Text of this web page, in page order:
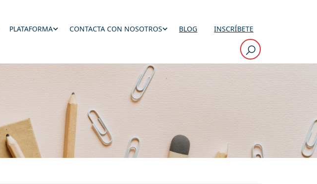
PLATAFORMA CONTACTA CON NOSOTROS BLOG INSCRÍBETE